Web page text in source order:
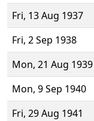
Fri, 13 Aug 1937
Fri, 2 Sep 1938
Mon, 21 Aug 1939
Mon, 9 Sep 1940
Fri, 29 Aug 1941